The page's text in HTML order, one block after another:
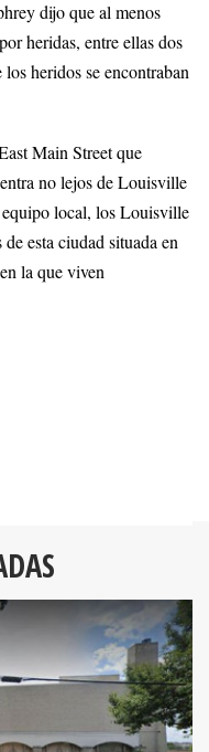
dijo que al menos
heridas, entre ellas dos
heridos se encontraban
Main Street que
no lejos de Louisville
local, los Louisville
esta ciudad situada en
la que viven